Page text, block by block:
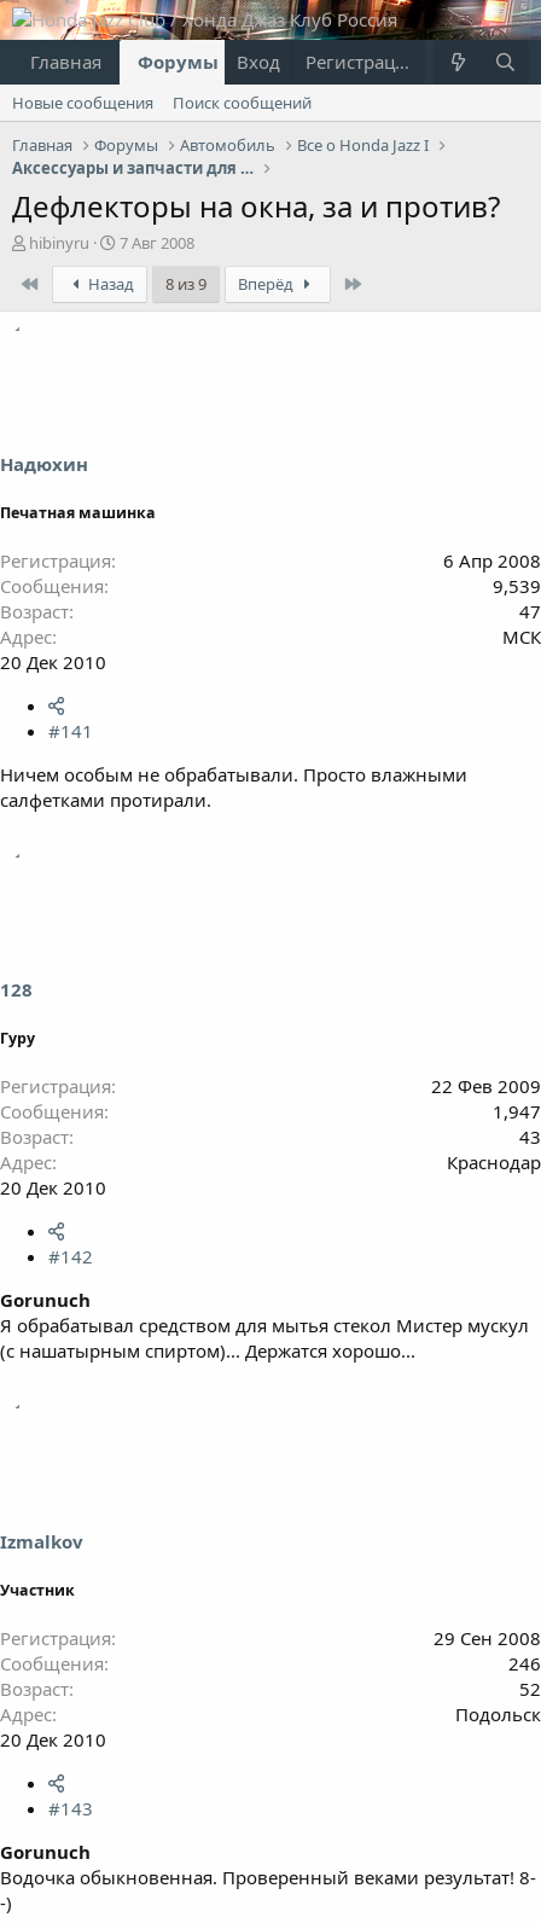
Главная Форумы Что нового?
Вход Регистрация
Новые сообщения
Поиск сообщений
Главная
Форумы Автомобиль
Все о Honda Jazz I
Аксессуары и запчасти для Jazz I
Дефлекторы на окна, за и против?
А
т
о
hibinyru
Д
а
т
а
7 Авг 2008
Назад 8 из 9 Вперёд
Надюхин
Печатная машинка
Регистрация
6 Апр 2008
Сообщения
9,539
Возраст
47
Адрес
МСК
20 Дек 2010
#141
Ничем особым не обрабатывали. Просто влажными
салфетками протирали.
128
Гуру
Регистрация
22 Фев 2009
Сообщения
1,947
Возраст
43
Адрес
Краснодар
20 Дек 2010
#142
Gorunuch
Я обрабатывал средством для мытья стекол Мистер мускул
(с нашатырным спиртом)... Держатся хорошо...
Izmalkov
Участник
Регистрация
29 Сен 2008
Сообщения
246
Возраст
52
Адрес
Подольск
20 Дек 2010
#143
Gorunuch
Водочка обыкновенная. Проверенный веками результат! 8-
-)